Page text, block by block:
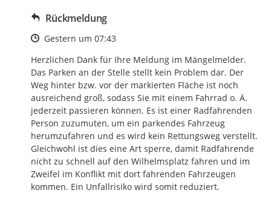
Rückmeldung
Zeitpunkt des Erstellens
Gestern um 07:43
Herzlichen Dank für Ihre Meldung im Mängelmelder.
Das Parken an der Stelle stellt kein Problem dar. Der
Weg hinter bzw. vor der markierten Fläche ist noch
ausreichend groß, sodass Sie mit einem Fahrrad o. Ä.
jederzeit passieren können. Es ist einer Radfahrenden
Person zuzumuten, um ein parkendes Fahrzeug
herumzufahren und es wird kein Rettungsweg verstellt.
Gleichwohl ist dies eine Art sperre, damit Radfahrende
nicht zu schnell auf den Wilhelmsplatz fahren und im
Zweifel im Konflikt mit dort fahrenden Fahrzeugen
kommen. Ein Unfallrisiko wird somit reduziert.